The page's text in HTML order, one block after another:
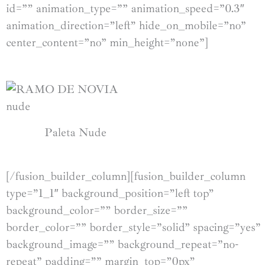
id=”” animation_type=”” animation_speed=”0.3″
animation_direction=”left” hide_on_mobile=”no”
center_content=”no” min_height=”none”]
Paleta Nude
[/fusion_builder_column][fusion_builder_column
type=”1_1″ background_position=”left top”
background_color=”” border_size=””
border_color=”” border_style=”solid” spacing=”yes”
background_image=”” background_repeat=”no-
repeat” padding=”” margin_top=”0px”